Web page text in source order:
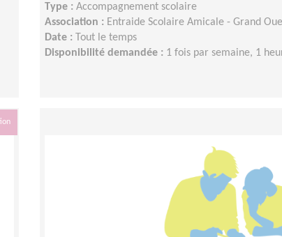
Type : Accompagnement scolaire
Association : Entraide Scolaire Amicale - Grand
Date : Tout le temps
Disponibilité demandée : 1 fois par semaine, 1